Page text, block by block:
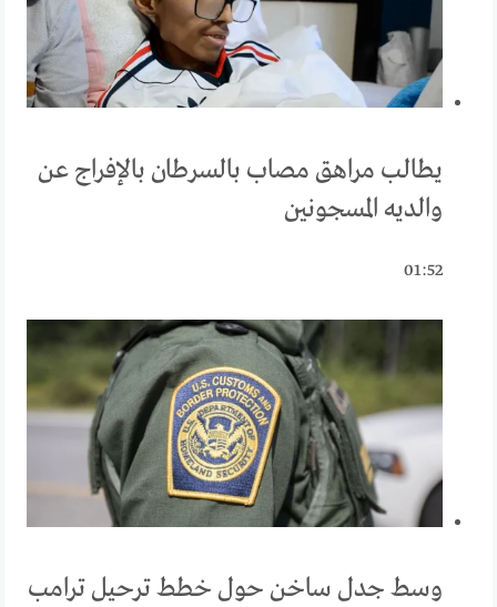
يطالب مراهق مصاب بالسرطان بالإفراج عن
والديه المسجونين
01:52
وسط جدل ساخن حول خطط ترحيل ترامب